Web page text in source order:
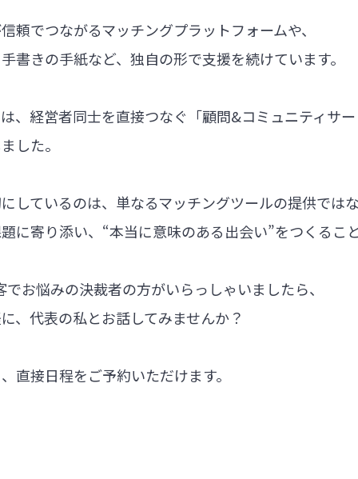
頼でつながるマッチングプラットフォームや、
書きの手紙など、独自の形で支援を続けています。
、経営者同士を直接つなぐ「顧問&コミュニティサ
した。
しているのは、単なるマッチングツールの提供では
に寄り添い、“本当に意味のある出会い”をつくるこ
お悩みの決裁者の方がいらっしゃいましたら、
、代表の私とお話してみませんか？
直接日程をご予約いただけます。